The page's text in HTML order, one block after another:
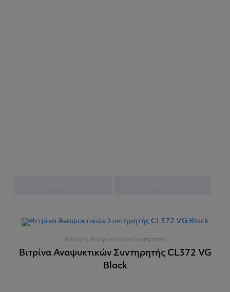
Βιτρίνες Αναψυκτικών-Συντηρητές
Βιτρίνα Αναψυκτικών Συντηρητής CL372 VG
Black